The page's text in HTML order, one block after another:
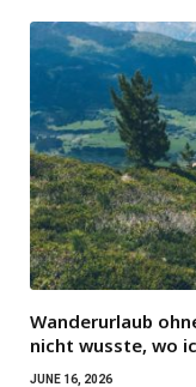
Wanderurlaub
nicht wusste, wo
JUNE 16, 2026